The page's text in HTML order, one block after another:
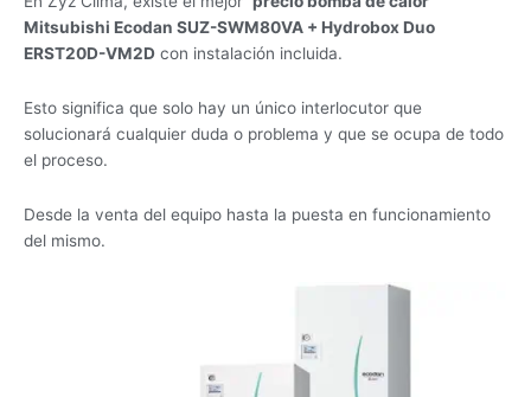
Mitsubishi Ecodan SUZ-SWM80VA + Hydrobox Duo
ERST20D-VM2D con instalación incluida.
Esto significa que solo hay un único interlocutor que
solucionará cualquier duda o problema y que se ocupa de todo
el proceso.
Desde la venta del equipo hasta la puesta en funcionamiento
del mismo.